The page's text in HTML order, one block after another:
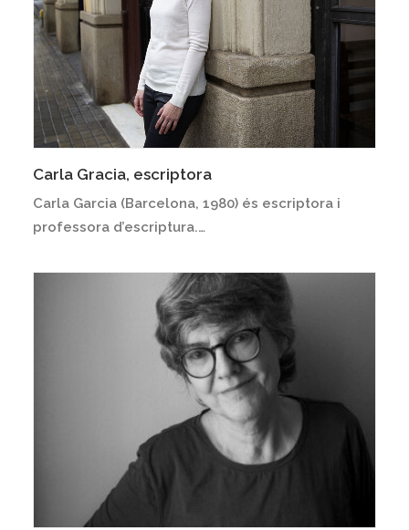
Carla Gracia, escriptora
Carla Garcia (Barcelona, 1980) és escriptora i
professora d’escriptura.…